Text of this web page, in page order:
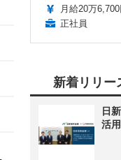
月給20万
正社員
新着リリー
日
活